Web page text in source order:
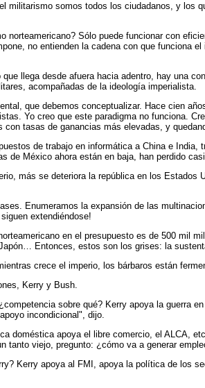
militarismo somos todos los ciudadanos, y
norteamericano? Sólo puede funcionar con
no entienden la cadena con que funciona
llega desde afuera hacia adentro, hay una
acompañadas de la ideología imperialista.
que debemos conceptualizar. Hace cien
Yo creo que este paradigma no funciona.
con tasas de ganancias más elevadas, y
de trabajo en informática a China e
de México ahora están en baja, han perdido
más se deteriora la república en los
Enumeramos la expansión de las
extendiéndose!
en el presupuesto es de 500 mil
Entonces, estos son los grises: la
crece el imperio, los bárbaros están
Kerry y Bush.
sobre qué? Kerry apoya la guerra
incondicional", dijo.
doméstica apoya el libre comercio, el ALCA,
tanto viejo, pregunto: ¿cómo va a generar
Kerry apoya al FMI, apoya la política de los